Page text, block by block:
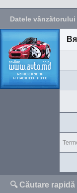
Datele vânzătorului
🔍 Căutare rapidă